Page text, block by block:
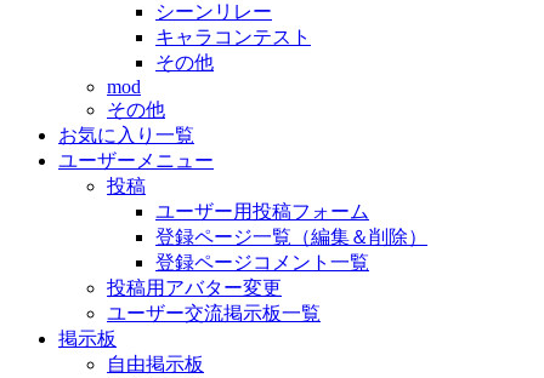
シーンリレー
キャラコンテスト
その他
mod
その他
お気に入り一覧
ユーザーメニュー
投稿
ユーザー用投稿フォーム
登録ページ一覧（編集＆削除）
登録ページコメント一覧
投稿用アバター変更
ユーザー交流掲示板一覧
掲示板
自由掲示板